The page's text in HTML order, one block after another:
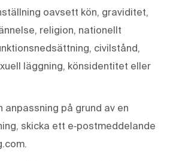
oavsett kön, graviditet,
religion, nationellt
civilstånd,
läggning, könsidentitet eller
anpassning på grund av en
skicka ett e‑postmeddelande